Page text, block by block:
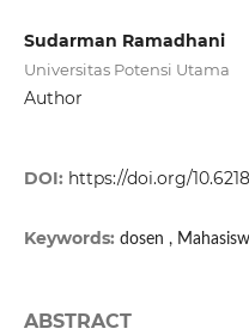
Sudarman Ramadhani
Universitas Potensi Utama
Author
DOI: https://doi.org/
Keywords: dosen ,
ABSTRACT